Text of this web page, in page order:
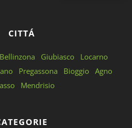
CITTÁ
Bellinzona Giubiasco
Locarno
Pregassona Bioggio Agno
Mendrisio